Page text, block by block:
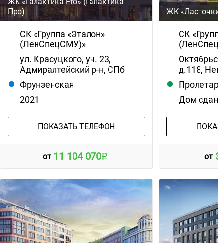
Про)
СК «Группа «Эталон»
(ЛенСпецСМУ)»
ул. Красуцкого, уч. 23,
Адмиралтейский р-н, СПб
Фрунзенская
2021
ПОКАЗАТЬ ТЕЛЕФОН
от 11 104 070
ЖК
СК
д.118,
Дом сдан
от